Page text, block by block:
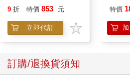
男女巨大的薪資差距，大約在大學畢
他們在職場不同的行業，為不同的公
孩出生後的一、兩年開始，而且幾乎
女性事業的出現從根本上改變了美國
們將永遠無法瞭解性別待遇差距的根
9 折 特價 853 元
立即代訂
特價
訂購/退換貨須知